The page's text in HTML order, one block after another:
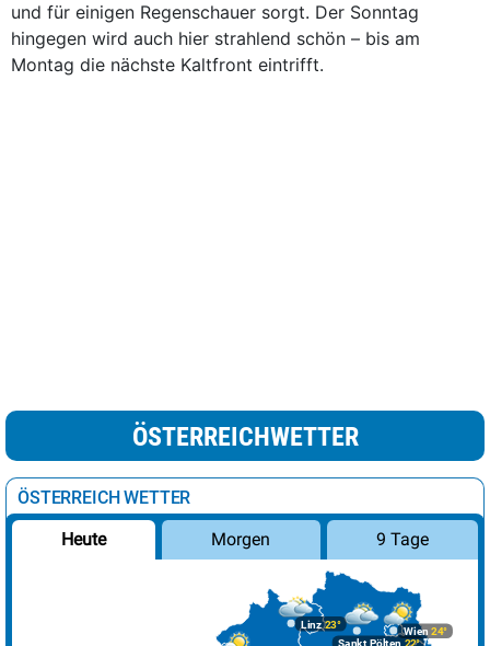
und für einigen Regenschauer sorgt. Der Sonntag
hingegen wird auch hier strahlend schön – bis am
Montag die nächste Kaltfront eintrifft.
ÖSTERREICHWETTER
ÖSTERREICH WETTER
Heute Morgen 9 Tage
Linz23°
Wien 24°